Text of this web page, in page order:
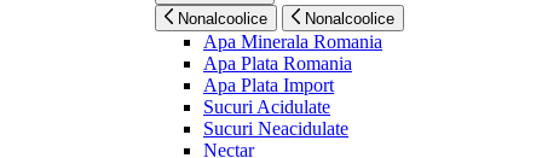
Nonalcoolice Nonalcoolice
Apa Minerala Romania
Apa Plata Romania
Apa Plata Import
Sucuri Acidulate
Sucuri Neacidulate
Nectar